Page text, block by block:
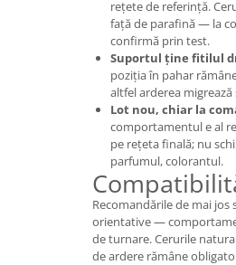
rețete de referință.
față de parafină — la
confirmă prin test.
Suportul ține fitilul
poziția în pahar
altfel arderea
Lot nou, chiar la
comportamentul e al
pe rețeta finală; nu
parfumul, colorantul.
Recomandările de mai
orientative —
de turnare. Cerurile
de ardere rămâne